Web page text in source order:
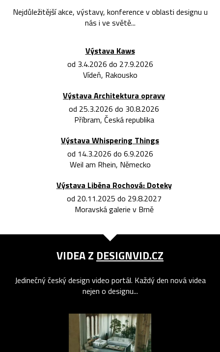
Nejdůležitější akce, výstavy, konference v oblasti designu u
nás i ve světě...
Výstava Kaws
od 3.4.2026 do 27.9.2026
Vídeň, Rakousko
Výstava Architektura opravy
od 25.3.2026 do 30.8.2026
Příbram, Česká republika
Výstava Whispering Things
od 14.3.2026 do 6.9.2026
Weil am Rhein, Německo
Výstava Liběna Rochová: Doteky
od 20.11.2025 do 29.8.2027
Moravská galerie v Brně
VIDEA Z DESIGNVID.CZ
Jedinečný český design video portál. Každý den nová videa
nejen o designu...